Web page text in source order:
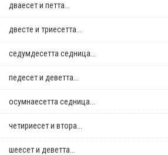
дваесет и петта...
двестe и триесетта...
седумдесетта седница...
педесет и деветта...
осумнaесетта седница...
четириесет и втора...
шеесет и деветта...